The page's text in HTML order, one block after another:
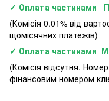
✓ Оплата частинами
(Комісія 0.01% від
щомісячних платежів)
✓ Оплата частинами
(Комісія відсутня.
фінансовим номером